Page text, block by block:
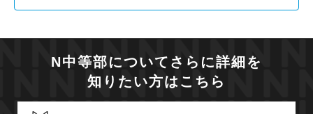
N中等部についてさらに詳細を
知りたい方はこちら